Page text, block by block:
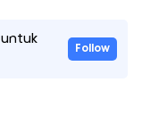
untuk
Follow